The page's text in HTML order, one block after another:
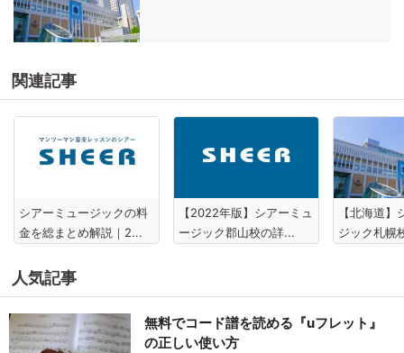
関連記事
シアーミュージックの料
金を総まとめ解説｜2...
【2022年版】シアーミュ
ージック郡山校の詳...
【北海道
ジック札幌
人気記事
無料でコード譜を読める『uフレット』
の正しい使い方